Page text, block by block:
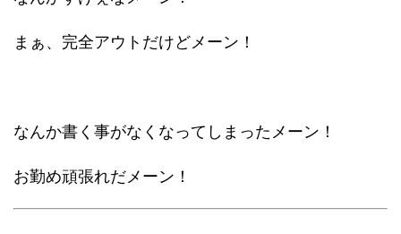
まぁ、完全アウトだけどメーン！
なんか書く事がなくなってしまったメーン！
お勤め頑張れだメーン！